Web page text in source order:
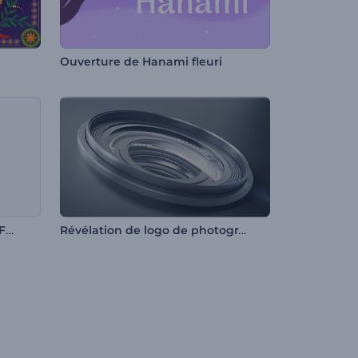
Ouverture de Hanami fleuri
Révélation de logo de Clean Forming Révélation de logo de photographe